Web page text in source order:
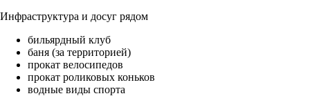
Инфраструктура и досуг рядом
бильярдный клуб
баня (за территорией)
прокат велосипедов
прокат роликовых коньков
водные виды спорта